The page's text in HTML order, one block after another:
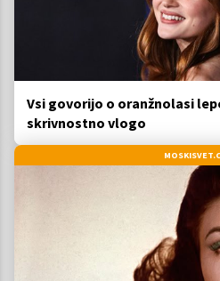
Vsi govorijo o oranžnolasi
skrivnostno vlogo